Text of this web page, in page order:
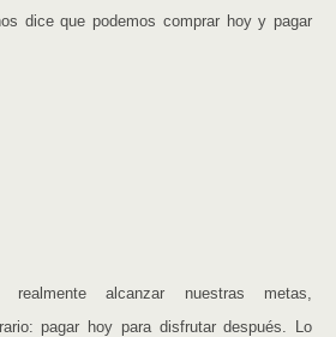
dice que podemos comprar hoy y pagar
realmente alcanzar nuestras metas,
pagar hoy para disfrutar después. Lo